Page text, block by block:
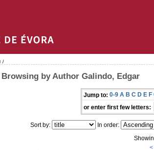
/
Browsing by Author Galindo, Edgar
Jump to: 0-9 A B C D E F
or enter first few letters:
Sort by: In order: